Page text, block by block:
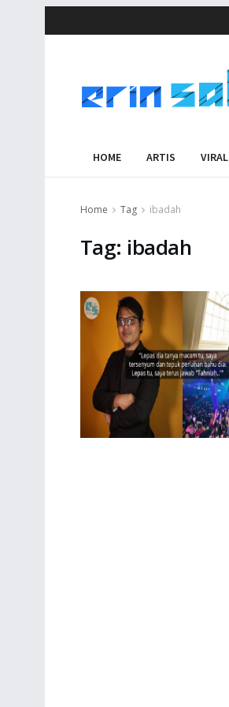
HOME ARTIS VIRAL
Home Tag ibadah
Tag: ibadah